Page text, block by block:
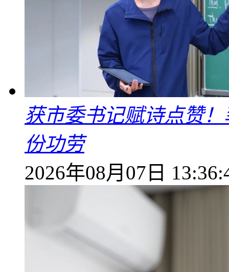
获市委书记赋诗点赞
份功劳
2026年08月07日